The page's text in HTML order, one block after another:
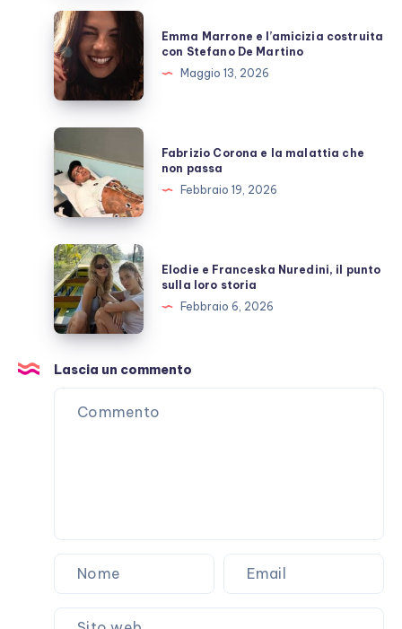
allo
scoperto
Emma
Marrone
e
l’amicizia
costruita
con
Stefano
De
Martino
Emma Marrone e l’amicizia costruita
con Stefano De Martino
Maggio 13, 2026
Fabrizio
Corona
e
la
malattia
che
non
passa
Fabrizio Corona e la malattia che
non passa
Febbraio 19, 2026
Elodie
e
Franceska
Nuredini,
punto
sulla
Elodie e Franceska Nuredini, il punto
sulla loro storia
Febbraio 6, 2026
Lascia un commento